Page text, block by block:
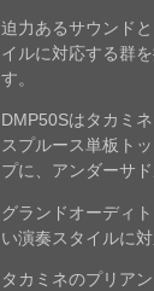
迫力あるサウンド
イルに対応する群
す。
DMP50Sはタカミ
スプルース単板ト
プに、アンダーサ
グランドオーディ
い演奏スタイルに対
タカミネのプリア